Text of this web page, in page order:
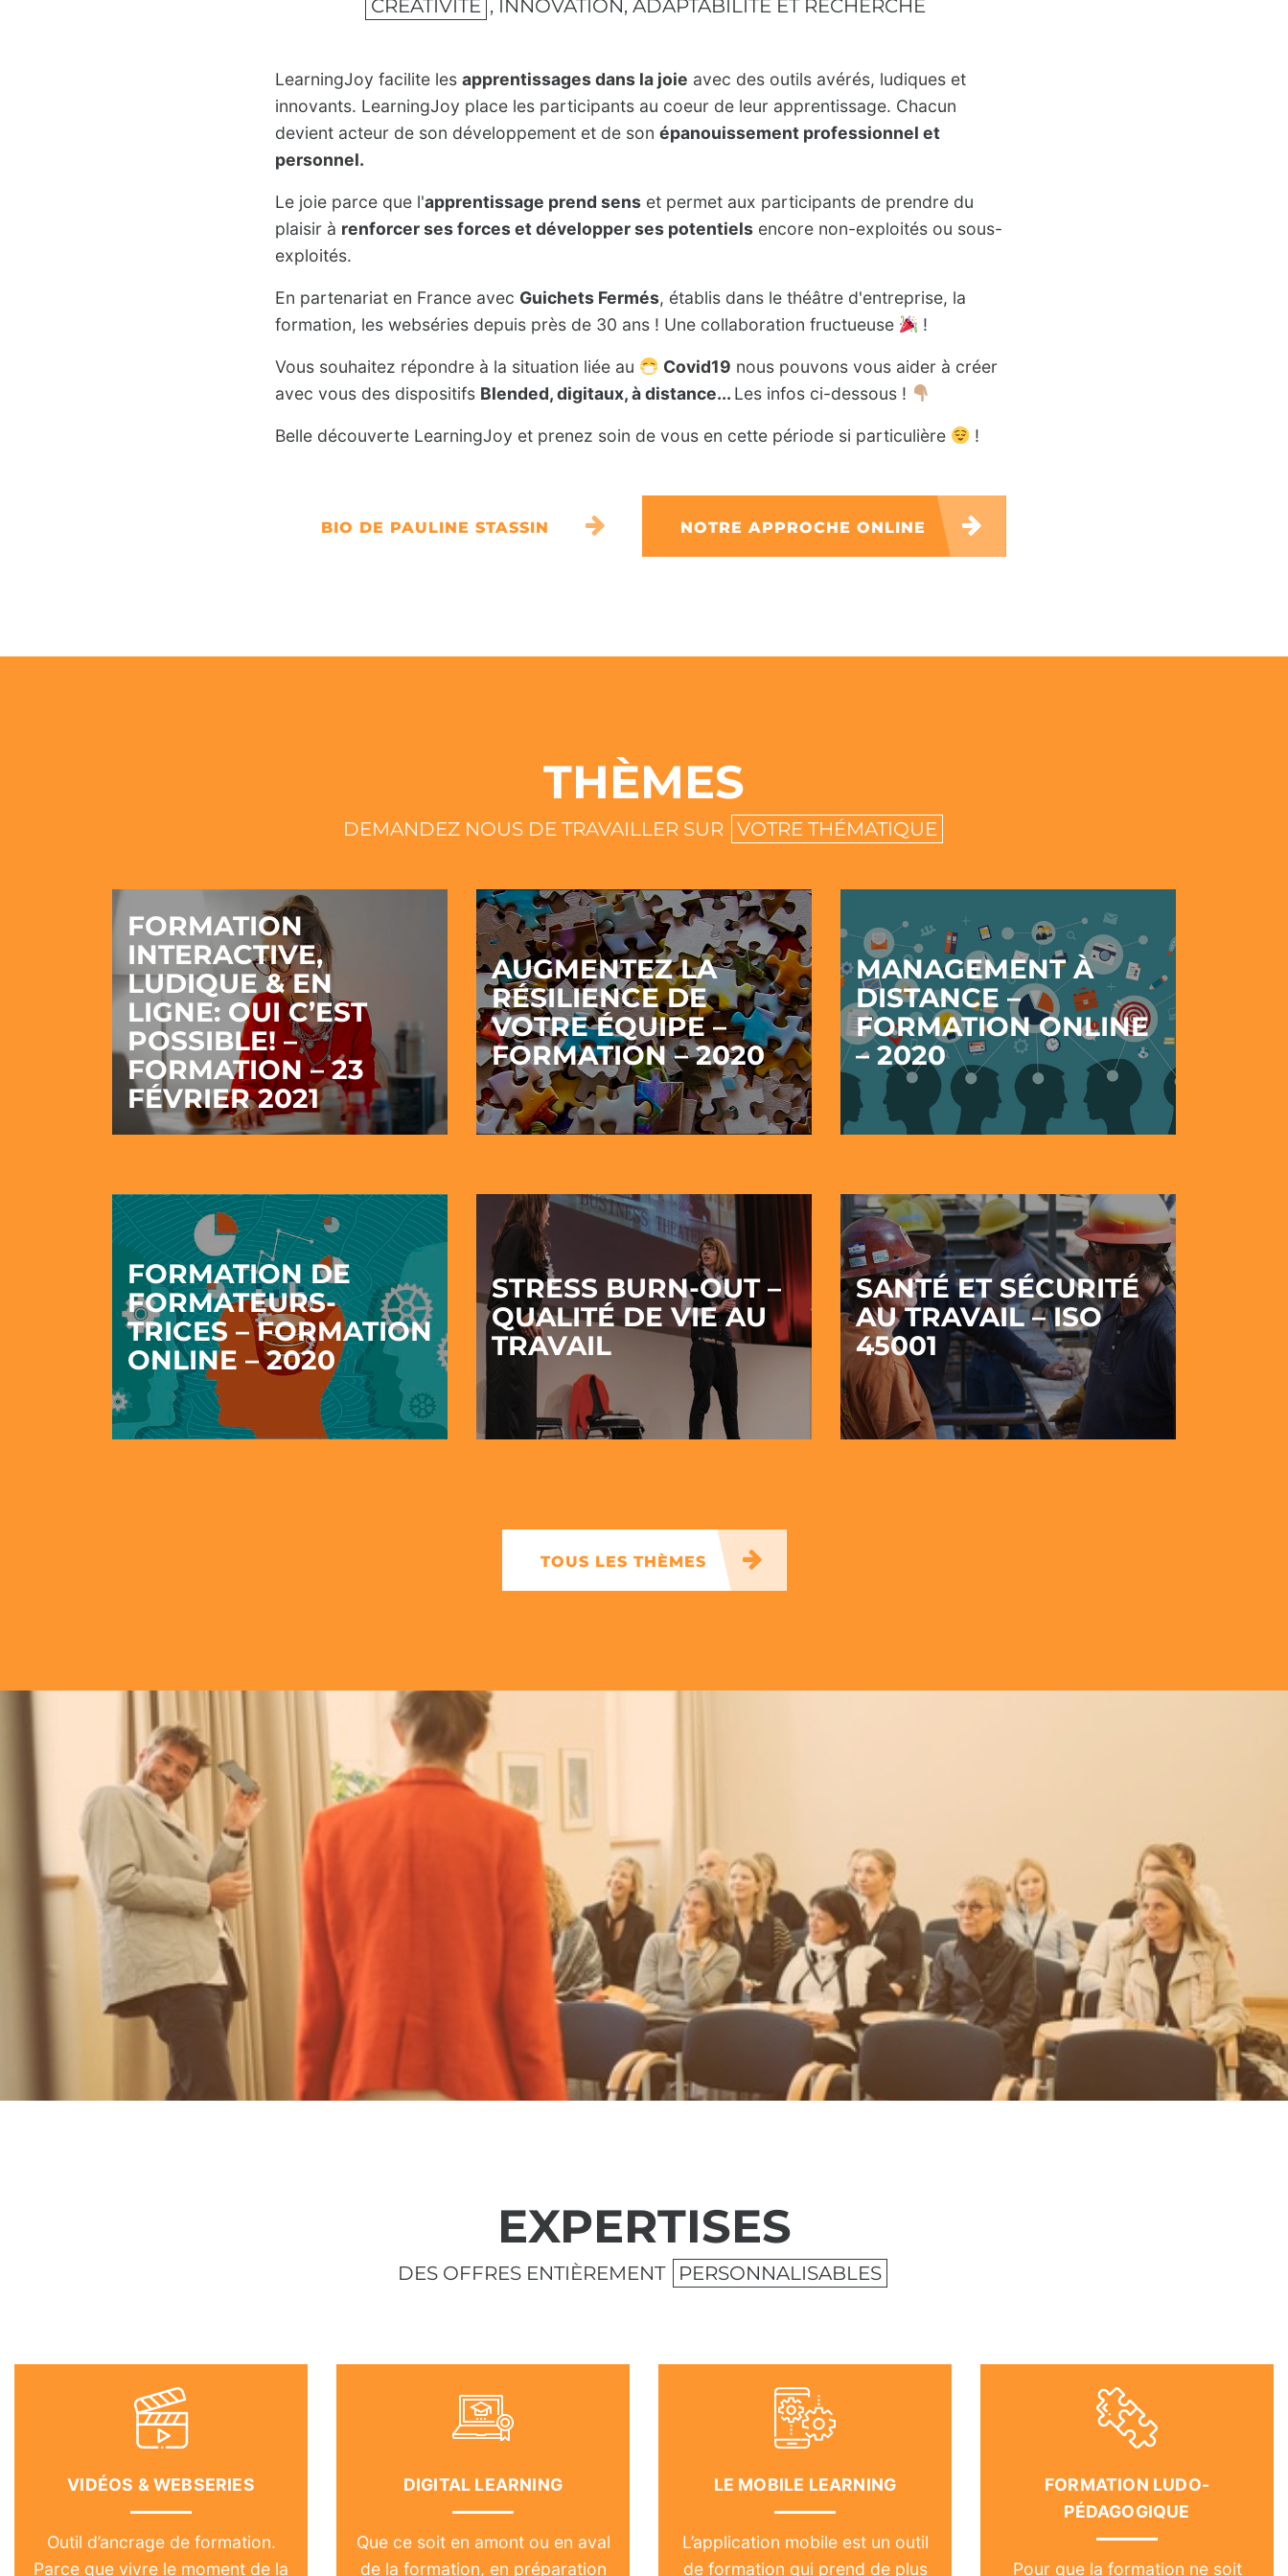
CRÉATIVITÉ , INNOVATION, ADAPTABILITÉ ET RECHERCHE
LearningJoy facilite les apprentissages dans la joie avec des outils avérés, ludiques et
innovants. LearningJoy place les participants au coeur de leur apprentissage. Chacun
devient acteur de son développement et de son épanouissement professionnel et
personnel.
Le joie parce que l'apprentissage prend sens et permet aux participants de prendre du
plaisir à renforcer ses forces et développer ses potentiels encore non-exploités ou sous-
exploités.
En partenariat en France avec Guichets Fermés, établis dans le théâtre d'entreprise, la
formation, les webséries depuis près de 30 ans ! Une collaboration fructueuse
!
Vous souhaitez répondre à la situation liée au Covid19 nous pouvons vous aider à créer
avec vous des dispositifs Blended, digitaux, à distance... Les infos ci-dessous !
Belle découverte LearningJoy et prenez soin de vous en cette période si particulière !
BIO DE PAULINE STASSIN NOTRE APPROCHE ONLINE
THÈMES
DEMANDEZ NOUS DE TRAVAILLER SUR VOTRE THÉMATIQUE
FORMATION
INTERACTIVE,
LUDIQUE & EN
LIGNE: OUI C’EST
POSSIBLE! –
FORMATION – 23
FÉVRIER 2021
AUGMENTEZ LA
RÉSILIENCE DE
VOTRE ÉQUIPE –
FORMATION – 2020
MANAGEMENT À
DISTANCE –
FORMATION ONLINE
– 2020
FORMATION DE
FORMATEURS-
TRICES – FORMATION
ONLINE – 2020
STRESS BURN-OUT –
QUALITÉ DE VIE AU
TRAVAIL
SANTÉ ET SÉCURITÉ
AU TRAVAIL – ISO
45001
TOUS LES THÈMES
EXPERTISES
DES OFFRES ENTIÈREMENT PERSONNALISABLES
VIDÉOS & WEBSERIES
Outil d’ancrage de formation.
Parce que vivre le moment de la
DIGITAL LEARNING
Que ce soit en amont ou en aval
de la formation, en préparation
LE MOBILE LEARNING
L’application mobile est un outil
de formation qui prend de plus
FORMATION LUDO-
PÉDAGOGIQUE
Pour que la formation ne soit